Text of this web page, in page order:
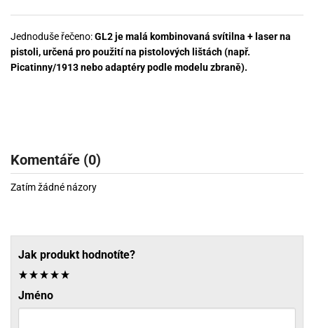
Jednoduše řečeno:GL2 je malá kombinovaná svítilna + laser na
pistoli, určená pro použití na pistolových lištách (např.
Picatinny/1913 nebo adaptéry podle modelu zbraně).
Komentáře (0)
Zatím žádné názory
Jak produkt hodnotíte?
Jméno